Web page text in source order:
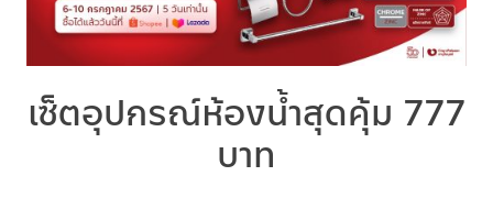
เซ็ตอุปกรณ์ห้องน้ำสุดคุ้ม 777
บาท